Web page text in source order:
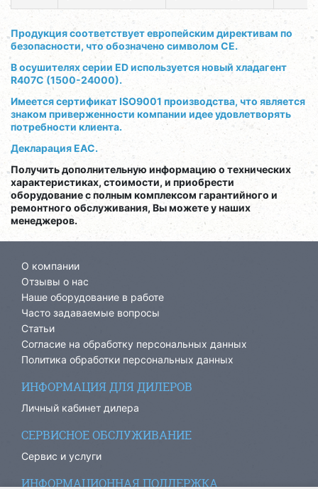
Продукция соответствует европейским директивам по
безопасности, что обозначено символом CE.
В осушителях серии ED используется новый хладагент
R407C (1500-24000).
Имеется сертификат ISO9001 производства, что является
знаком приверженности компании идее удовлетворять
потребности клиента.
Декларация EAC.
Получить дополнительную информацию о технических
характеристиках, стоимости, и приобрести
оборудование с полным комплексом гарантийного и
ремонтного обслуживания, Вы можете у наших
менеджеров.
О компании
Отзывы о нас
Наше оборудование в работе
Часто задаваемые вопросы
Статьи
Согласие на обработку персональных данных
Политика обработки персональных данных
ИНФОРМАЦИЯ ДЛЯ ДИЛЕРОВ
Личный кабинет дилера
СЕРВИСНОЕ ОБСЛУЖИВАНИЕ
Сервис и услуги
ИНФОРМАЦИОННАЯ ПОДДЕРЖКА